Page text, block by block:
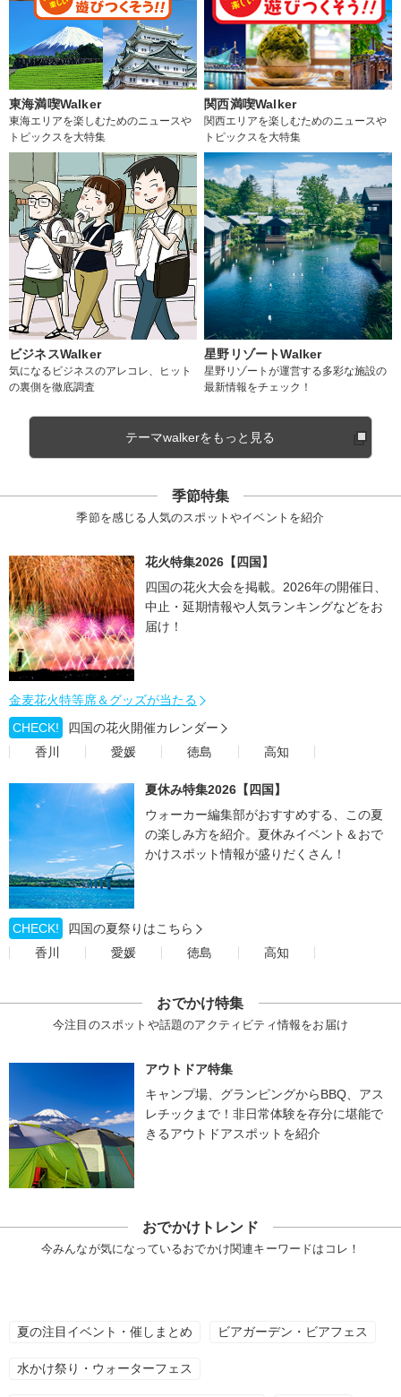
東海満喫Walker
東海エリアを楽しむためのニュースや
トピックスを大特集
関西満喫Walker
関西エリアを楽しむためのニュースや
トピックスを大特集
ビジネスWalker
気になるビジネスのアレコレ、ヒット
の裏側を徹底調査
星野リゾートWalker
星野リゾートが運営する多彩な施設の
最新情報をチェック！
テーマwalkerをもっと見る
季節特集
季節を感じる人気のスポットやイベントを紹介
花火特集2026【四国】
四国の花火大会を掲載。2026年の開催日、
中止・延期情報や人気ランキングなどをお
届け！
金麦花火特等席＆グッズが当たる
CHECK!
四国の花火開催カレンダー
香川
愛媛 徳島 高知
夏休み特集2026【四国】
ウォーカー編集部がおすすめする、この夏
の楽しみ方を紹介。夏休みイベント＆おで
かけスポット情報が盛りだくさん！
CHECK!
四国の夏祭りはこちら
香川
愛媛 徳島 高知
おでかけ特集
今注目のスポットや話題のアクティビティ情報をお届け
アウトドア特集
キャンプ場、グランピングからBBQ、アス
レチックまで！非日常体験を存分に堪能で
きるアウトドアスポットを紹介
おでかけトレンド
今みんなが気になっているおでかけ関連キーワードはコレ！
夏の注目イベント・催しまとめ ビアガーデン・ビアフェス
水かけ祭り・ウォーターフェス